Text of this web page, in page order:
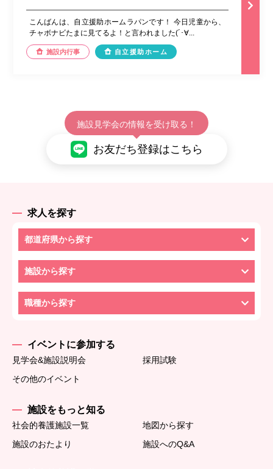
こんばんは、自立援助ホームラパンです！ 今日児童から、
チャボナビたまに見てるよ！と言われました(´･∀...
施設内行事 自立援助ホーム
施設見学会の情報を受け取る！
お友だち登録はこちら
求人を探す
都道府県から探す
施設から探す
職種から探す
イベントに参加する
見学会&施設説明会
採用試験
その他のイベント
施設をもっと知る
社会的養護施設一覧
地図から探す
施設のおたより
施設へのQ&A